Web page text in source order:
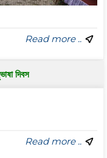
Read more ..
দিবস
Read more ..